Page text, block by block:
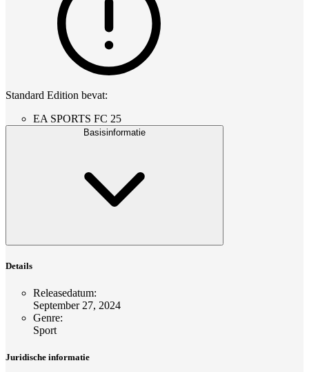
Standard Edition bevat:
EA SPORTS FC 25
Basisinformatie
Details
Releasedatum:
September 27, 2024
Genre:
Sport
Juridische informatie